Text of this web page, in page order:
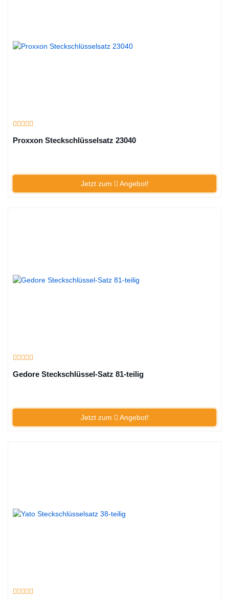
Proxxon Steckschlüsselsatz 23040
Jetzt zum Angebot!
Gedore Steckschlüssel-Satz 81-teilig
Jetzt zum Angebot!